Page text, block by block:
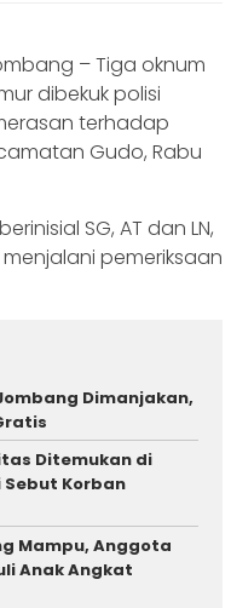
– Tiga oknum
dibekuk polisi
terhadap
Gudo, Rabu
SG, AT dan LN,
pemeriksaan
Dimanjakan,
Ditemukan di
Korban
Mampu, Anggota
Anak Angkat